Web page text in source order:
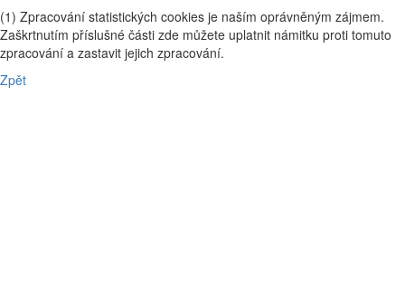
(1) Zpracování statistických cookies je naším oprávněným zájmem.
Zaškrtnutím příslušné části zde můžete uplatnit námitku proti tomuto
zpracování a zastavit jejich zpracování.
Zpět